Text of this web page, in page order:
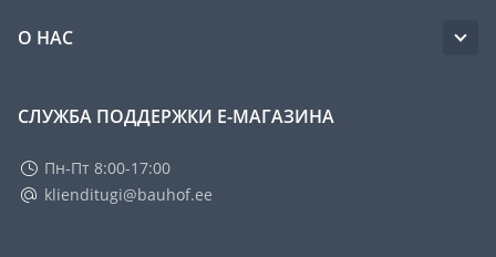
О НАС
СЛУЖБА ПОДДЕРЖКИ Е-МАГАЗИНА
Пн-Пт 8:00-17:00
klienditugi@bauhof.ee